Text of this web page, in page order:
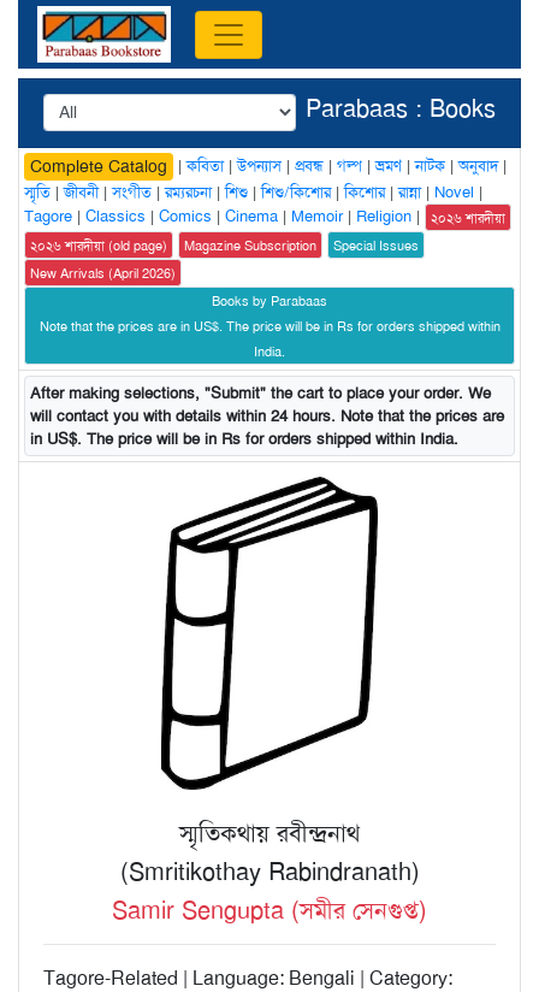
Parabaas : Books
Complete Catalog |কবিতা|উপন্যাস| প্রবন্ধ | গল্প |ভ্রমণ|নাটক |অনুবাদ|
স্মৃতি |জীবনী|সংগীত |রম্যরচনা|শিশু |শিশু/কিশোর|কিশোর|রান্না| Novel |
Tagore | Classics | Comics | Cinema | Memoir| Religion |
২০২৬ শারদীয়া
২০২৬ শারদীয়া (old page)
Magazine Subscription
Special Issues
New Arrivals (April 2026)
Books by Parabaas
Note that the prices are in US$. The price will be in Rs for orders shipped within
India.
After making selections, "Submit" the cart to place your order. We
will contact you with details within 24 hours. Note that the prices are
in US$. The price will be in Rs for orders shipped within India.
স্মৃতিকথায় রবীন্দ্রনাথ
(Smritikothay Rabindranath)
Samir Sengupta (সমীর সেনগুপ্ত)
Tagore-Related | Language: Bengali | Category: